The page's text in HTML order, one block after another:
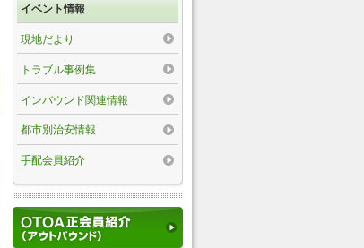
イベント情報
現地だより
トラブル事例集
インバウンド関連情報
都市別治安情報
手配会員紹介